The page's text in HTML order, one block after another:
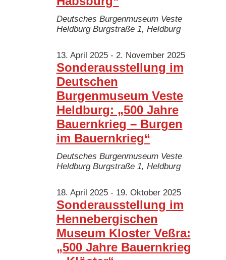
Deutsches Burgenmuseum Veste
Heldburg Burgstraße 1, Heldburg
Sonderausstellung im
Deutschen
Burgenmuseum Veste
Heldburg: „500 Jahre
Bauernkrieg – Burgen
im Bauernkrieg“
13. April 2025- 2. November 2025
Deutsches Burgenmuseum Veste
Heldburg Burgstraße 1, Heldburg
Sonderausstellung im
Hennebergischen
Museum Kloster Veßra:
„500 Jahre Bauernkrieg
18. April 2025- 19. Oktober 2025